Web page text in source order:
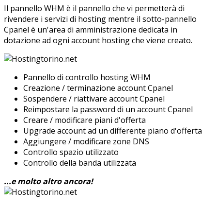
Il pannello WHM è il pannello che vi permetterà di
rivendere i servizi di hosting mentre il sotto-pannello
Cpanel è un'area di amministrazione dedicata in
dotazione ad ogni account hosting che viene creato.
Pannello di controllo hosting WHM
Creazione / terminazione account Cpanel
Sospendere / riattivare account Cpanel
Reimpostare la password di un account Cpanel
Creare / modificare piani d'offerta
Upgrade account ad un differente piano d'offerta
Aggiungere / modificare zone DNS
Controllo spazio utilizzato
Controllo della banda utilizzata
...e molto altro ancora!